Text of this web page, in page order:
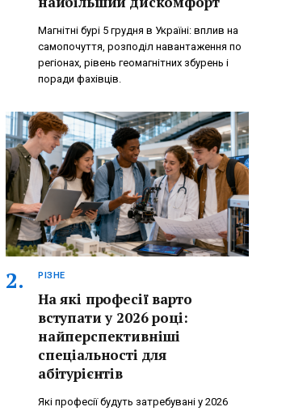
Магнітні бурі 5 грудня в Україні: вплив на
самопочуття, розподіл навантаження по
регіонах, рівень геомагнітних збурень і
поради фахівців.
РІЗНЕ
На які професії варто
вступати у 2026 році:
найперспективніші
спеціальності для
абітурієнтів
Які професії будуть затребувані у 2026